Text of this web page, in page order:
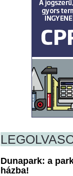
Dunapark: a
házba!